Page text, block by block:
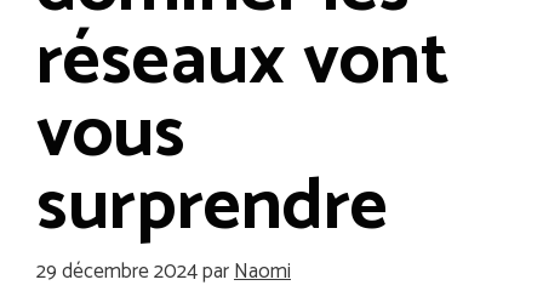
réseaux vont
vous
surprendre
29 décembre 2024parNaomi